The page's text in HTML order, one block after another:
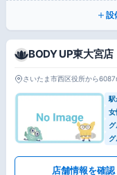
設
BODY UP東大宮店
さいたま市西区役所から
駅
女
店舗情報を確認